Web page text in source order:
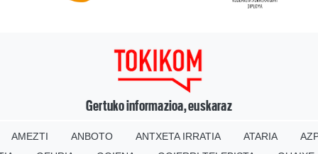
Gertuko informazioa, euskaraz
AMEZTI ANBOTO ANTXETA IRRATIA ATARIA